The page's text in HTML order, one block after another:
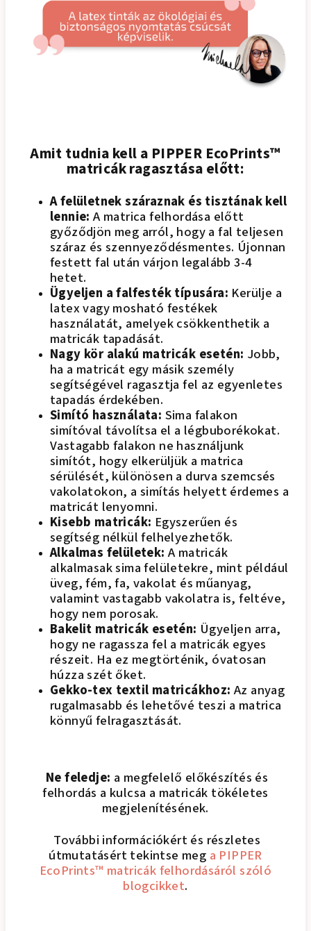
Amit tudnia kell a PIPPER EcoPrints™
matricák ragasztása előtt:
A felületnek száraznak és tisztának kell
lennie:A matrica felhordása előtt
győződjön meg arról, hogy a fal teljesen
száraz és szennyeződésmentes. Újonnan
festett fal után várjon legalább 3-4
hetet.
Ügyeljen a falfesték típusára: Kerülje a
latex vagy mosható festékek
használatát, amelyek csökkenthetik a
matricák tapadását.
Nagy kör alakú matricák esetén: Jobb,
ha a matricát egy másik személy
segítségével ragasztja fel az egyenletes
tapadás érdekében.
Simító használata: Sima falakon
simítóval távolítsa el a légbuborékokat.
Vastagabb falakon ne használjunk
simítót, hogy elkerüljük a matrica
sérülését, különösen a durva szemcsés
vakolatokon, a simítás helyett érdemes a
matricát lenyomni.
Kisebb matricák: Egyszerűen és
segítség nélkül felhelyezhetők.
Alkalmas felületek:A matricák
alkalmasak sima felületekre, mint például
üveg, fém, fa, vakolat és műanyag,
valamint vastagabb vakolatra is, feltéve,
hogy nem porosak.
Bakelit matricák esetén: Ügyeljen arra,
hogy ne ragassza fel a matricák egyes
részeit. Ha ez megtörténik, óvatosan
húzza szét őket.
Gekko-tex textil matricákhoz:Az anyag
rugalmasabb és lehetővé teszi a matrica
könnyű felragasztását.
Ne feledje: a megfelelő előkészítés és
felhordás a kulcsa a matricák tökéletes
megjelenítésének.
További információkért és részletes
útmutatásért tekintse meg a PIPPER
EcoPrints™ matricák felhordásáról szóló
blogcikket.